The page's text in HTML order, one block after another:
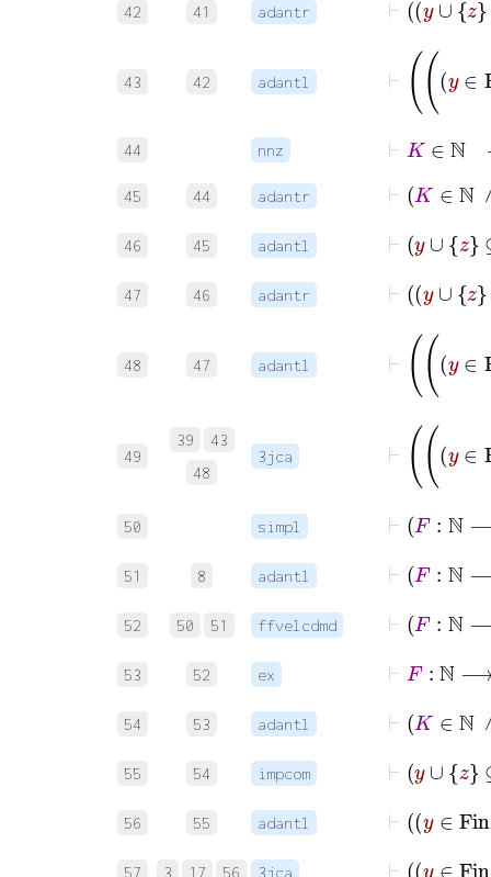
42 41 adantr
43 42 adantl
44 nnz ⊢ K∈
45 44 adantr
46 45 adantl
47 46 adantr
48 47 adantl
49
39
43
48
3jca
50 simpl
51 8 adantl
52 50 51 ffvelcdmd
53 52 ex
54 53 adantl
55 54 impcom
56 55 adantl
57 3 17 56 3jca